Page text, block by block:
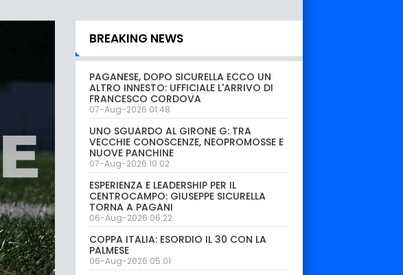
BREAKING NEWS
PAGANESE, DOPO SICURELLA ECCO UN
ALTRO INNESTO: UFFICIALE L'ARRIVO DI
FRANCESCO CORDOVA
07-Aug-2026 01:48
UNO SGUARDO AL GIRONE G: TRA
VECCHIE CONOSCENZE, NEOPROMOSSE E
NUOVE PANCHINE
07-Aug-2026 10:02
ESPERIENZA E LEADERSHIP PER IL
CENTROCAMPO: GIUSEPPE SICURELLA
TORNA A PAGANI
06-Aug-2026 06:22
COPPA ITALIA: ESORDIO IL 30 CON LA
PALMESE
06-Aug-2026 05:01